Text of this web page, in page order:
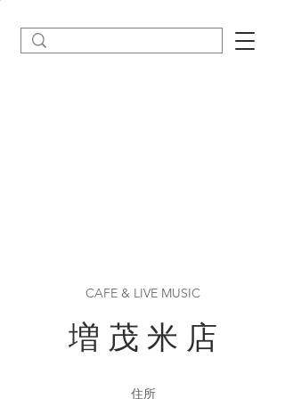
CAFE & LIVE MUSIC
増 茂 米 店
住所